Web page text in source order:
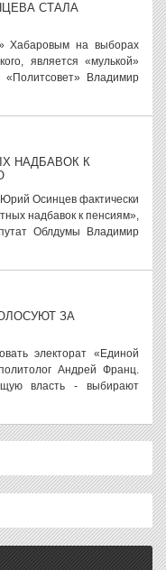
СТАЛА
Хабаровым на выборах
является «мулькой»
Владимир
НАДБАВОК К
Осинцев фактически
надбавок к пенсиям»,
Облдумы Владимир
ЗА
электорат «Единой
Андрей Франц.
власть - выбирают